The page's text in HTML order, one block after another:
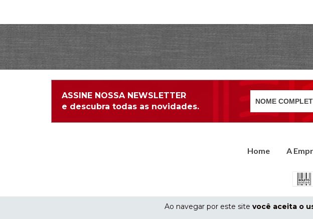
Ao navegar por este site você aceita o
ASSINE NOSSA NEWSLETTER
e descubra todas as novidades.
Home A